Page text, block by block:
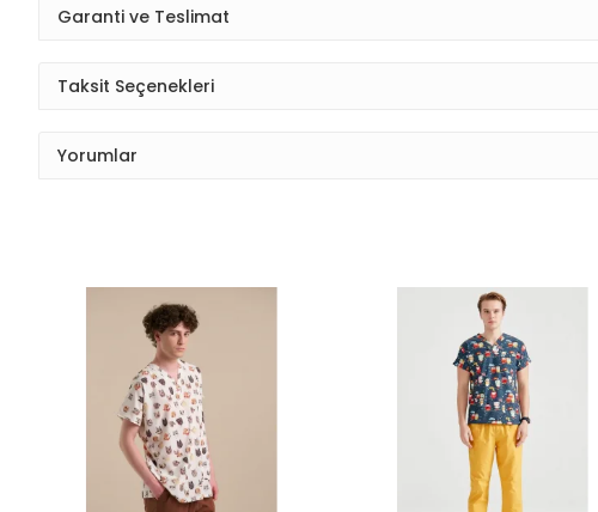
Garanti ve Teslimat
Taksit Seçenekleri
Yorumlar